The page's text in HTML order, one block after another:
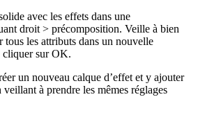
avec les effets dans une
droit > précomposition. Veille à bien
tous les attributs dans un nouvelle
cliquer sur OK.
un nouveau calque d’effet et y ajouter
à prendre les mêmes réglages